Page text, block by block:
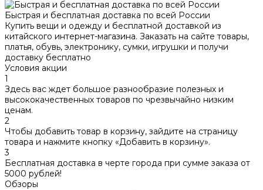
Быстрая и бесплатная доставка по всей России
Купить вещи и одежду и бесплатной доставкой из
китайского интернет-магазина. Заказать на сайте товары,
платья, обувь, электронику, сумки, игрушки и получи
доставку бесплатно
Условия акции
1
Здесь вас ждет большое разнообразие полезных и
высококачественных товаров по чрезвычайно низким
ценам.
2
Чтобы добавить товар в корзину, зайдите на страницу
товара и нажмите кнопку «Добавить в корзину».
3
Бесплатная доставка в черте города при сумме заказа от
5000 рублей!
Обзоры